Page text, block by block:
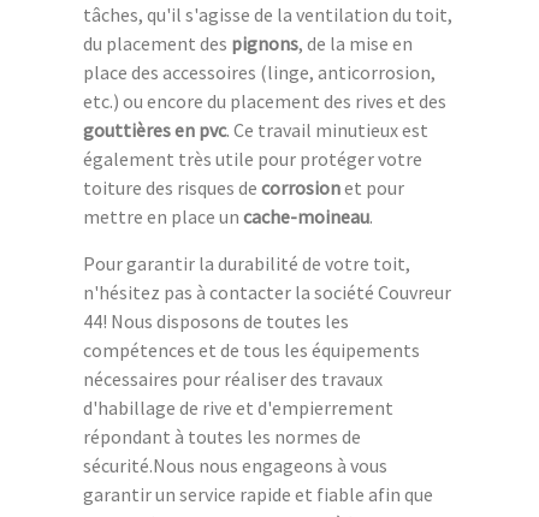
tâches, qu'il s'agisse de la ventilation du toit,
du placement des pignons, de la mise en
place des accessoires (linge, anticorrosion,
etc.) ou encore du placement des rives et des
gouttières en pvc. Ce travail minutieux est
également très utile pour protéger votre
toiture des risques de corrosionet pour
mettre en place un cache-moineau.
Pour garantir la durabilité de votre toit,
n'hésitez pas à contacter la société Couvreur
44! Nous disposons de toutes les
compétences et de tous les équipements
nécessaires pour réaliser des travaux
d'habillage de rive et d'empierrement
répondant à toutes les normes de
sécurité.Nous nous engageons à vous
garantir un service rapide et fiable afin que